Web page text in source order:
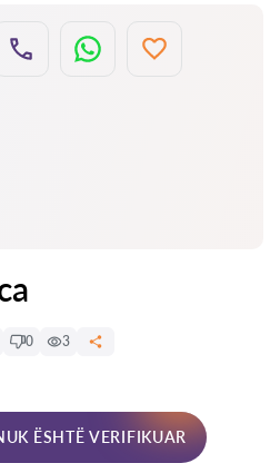
0 3
ËSHTË VERIFIKUAR